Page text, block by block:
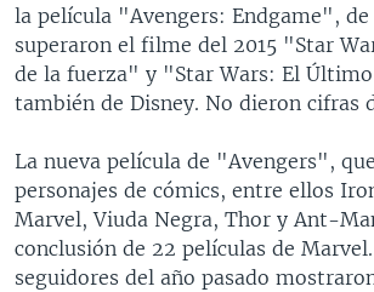
la película "Avengers: Endgame", de
superaron el filme del 2015 "Star
de la fuerza" y "Star Wars: El Último
también de Disney. No dieron cifras
La nueva película de "Avengers",
personajes de cómics, entre ellos
Marvel, Viuda Negra, Thor y Ant-
conclusión de 22 películas de
seguidores del año pasado